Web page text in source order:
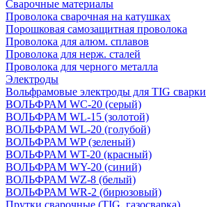
Сварочные материалы
Проволока сварочная на катушках
Порошковая самозащитная проволока
Проволока для алюм. сплавов
Проволока для нерж. сталей
Проволока для черного металла
Электроды
Вольфрамовые электроды для TIG сварки
ВОЛЬФРАМ WC-20 (серый)
ВОЛЬФРАМ WL-15 (золотой)
ВОЛЬФРАМ WL-20 (голубой)
ВОЛЬФРАМ WP (зеленый)
ВОЛЬФРАМ WT-20 (красный)
ВОЛЬФРАМ WY-20 (синий)
ВОЛЬФРАМ WZ-8 (белый)
ВОЛЬФРАМ WR-2 (бирюзовый)
Прутки сварочные (TIG, газосварка)